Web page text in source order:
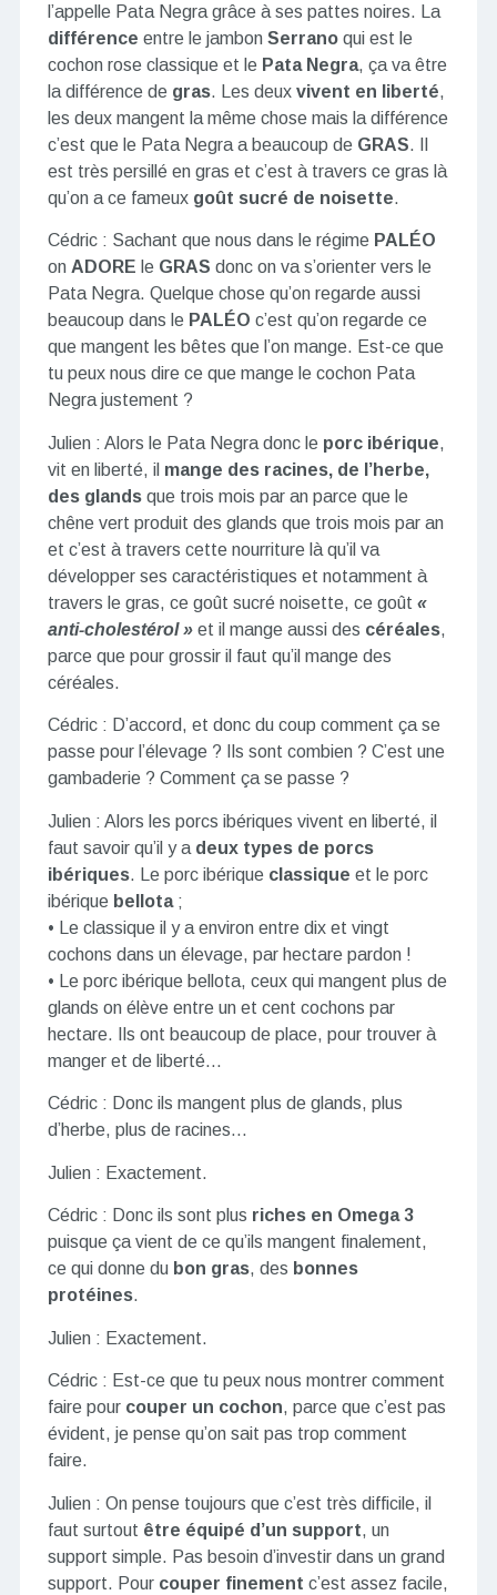
l’appelle Pata Negra grâce à ses pattes noires. La
différence entre le jambon Serranoqui est le
cochon rose classique et le Pata Negra, ça va être
la différence de gras. Les deux vivent en liberté,
les deux mangent la même chose mais la différence
c’est que le Pata Negra a beaucoup de GRAS. Il
est très persillé en gras et c’est à travers ce gras là
qu’on a ce fameux goût sucré de noisette.
Cédric : Sachant que nous dans le régime PALÉO
on ADORE le GRAS donc on va s’orienter vers le
Pata Negra. Quelque chose qu’on regarde aussi
beaucoup dans le PALÉO c’est qu’on regarde ce
que mangent les bêtes que l’on mange. Est-ce que
tu peux nous dire ce que mange le cochon Pata
Negra justement ?
Julien : Alors le Pata Negra donc le porc ibérique,
vit en liberté, il mange des racines, de l’herbe,
des glandsque trois mois par an parce que le
chêne vert produit des glands que trois mois par an
et c’est à travers cette nourriture là qu’il va
développer ses caractéristiques et notamment à
travers le gras, ce goût sucré noisette, ce goût «
anti-cholestérol »et il mange aussi des céréales,
parce que pour grossir il faut qu’il mange des
céréales.
Cédric : D’accord, et donc du coup comment ça se
passe pour l’élevage ? Ils sont combien ? C’est une
gambaderie ? Comment ça se passe ?
Julien : Alors les porcs ibériques vivent en liberté, il
faut savoir qu’il y a deux types de porcs
ibériques. Le porc ibérique classique et le porc
ibérique bellota;
• Le classique il y a environ entre dix et vingt
cochons dans un élevage, par hectare pardon !
• Le porc ibérique bellota, ceux qui mangent plus de
glands on élève entre un et cent cochons par
hectare. Ils ont beaucoup de place, pour trouver à
manger et de liberté…
Cédric : Donc ils mangent plus de glands, plus
d’herbe, plus de racines…
Julien : Exactement.
Cédric : Donc ils sont plus riches en Omega 3
puisque ça vient de ce qu’ils mangent finalement,
ce qui donne du bon gras, des bonnes
protéines.
Julien : Exactement.
Cédric : Est-ce que tu peux nous montrer comment
faire pour couper un cochon, parce que c’est pas
évident, je pense qu’on sait pas trop comment
faire.
Julien : On pense toujours que c’est très difficile, il
faut surtout être équipé d’un support, un
support simple. Pas besoin d’investir dans un grand
support. Pour couper finement c’est assez facile,